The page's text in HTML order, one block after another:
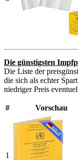
Die günstigsten
Die Liste der
die sich als echter
niedriger Preis
# Vorschau
1